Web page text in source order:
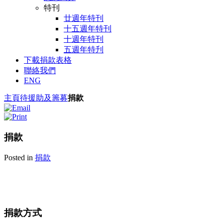
特刊
廿週年特刊
十五週年特刊
十週年特刊
五週年特刋
下載捐款表格
聯絡我們
ENG
主頁待援助及籌募捐款
捐款
Posted in 捐款
捐款方式